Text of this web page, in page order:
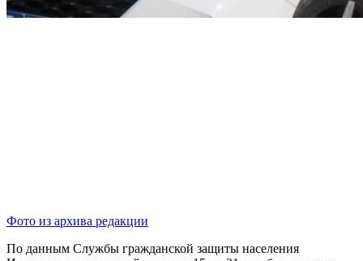
Фото из архива редакции
По данным Службы гражданской защиты населения